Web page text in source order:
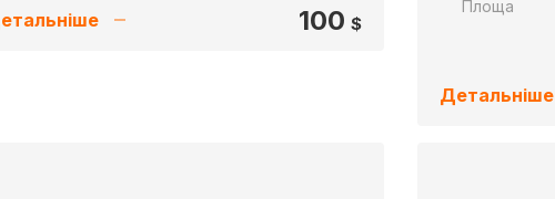
100 $
Площа
Детальніше